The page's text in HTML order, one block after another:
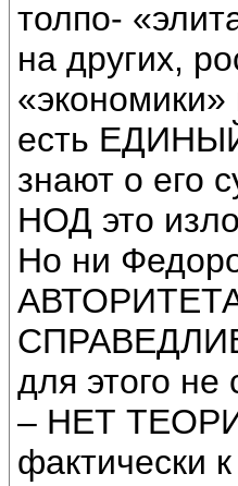
толпо-
на других,
есть
знают о его
НОД это
Но ни
для этого
– НЕТ
фактически